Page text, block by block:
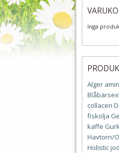
Inga
Alger
collacen
fiskolja
kaffe
Havtorn/
Holisticjod